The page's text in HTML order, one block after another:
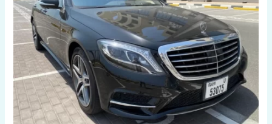
مطار
الكويت
الدولي
اتصل
60036648